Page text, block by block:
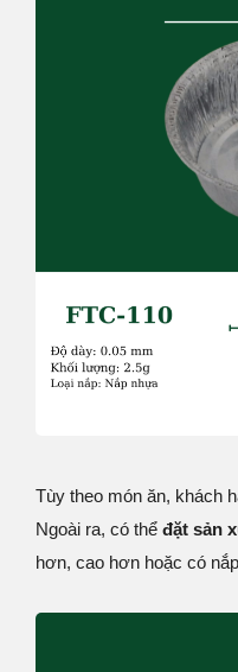
Tùy theo món ăn, khách
Ngoài ra, có thể đặt sản
hơn, cao hơn hoặc có